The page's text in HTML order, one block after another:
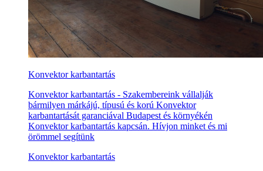
Konvektor karbantartás
Konvektor karbantartás - Szakembereink vállalják
bármilyen márkájú, típusú és korú Konvektor
karbantartását garanciával Budapest és környékén
Konvektor karbantartás kapcsán. Hívjon minket és mi
örömmel segítünk
Konvektor karbantartás